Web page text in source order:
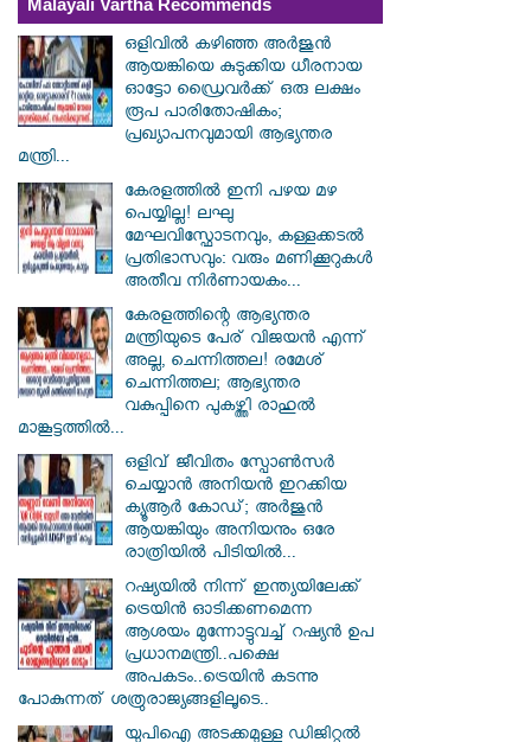
Malayali Vartha Recommends
ഒളിവിൽ കഴിഞ്ഞ അർജുൻ
ആയങ്കിയെ കുടുക്കിയ ധീരനായ
ഓട്ടോ ഡ്രൈവർക്ക് ഒരു ലക്ഷം
രൂപ പാരിതോഷികം;
പ്രഖ്യാപനവുമായി ആഭ്യന്തര
മന്ത്രി...
കേരളത്തിൽ ഇനി പഴയ മഴ
പെയ്യില്ല! ലഘു
മേഘവിസ്ഫോടനവും, കള്ളക്കടൽ
പ്രതിഭാസവും: വരും മണിക്കൂറുകൾ
അതീവ നിർണായകം...
കേരളത്തിന്റെ ആഭ്യന്തര
മന്ത്രിയുടെ പേര് വിജയൻ എന്ന്
അല്ല, ചെന്നിത്തല! രമേശ്
ചെന്നിത്തല; ആഭ്യന്തര
വകുപ്പിനെ പുകഴ്ത്തി രാഹുൽ
മാങ്കൂട്ടത്തിൽ...
ഒളിവ് ജീവിതം സ്പോൺസർ
ചെയ്യാൻ അനിയൻ ഇറക്കിയ
ക്യൂആർ കോഡ്; അർജുൻ
ആയങ്കിയും അനിയനും ഒരേ
രാത്രിയിൽ പിടിയിൽ...
റഷ്യയിൽ നിന്ന് ഇന്ത്യയിലേക്ക്
ട്രെയിൻ ഓടിക്കണമെന്ന
ആശയം മുന്നോട്ടുവച്ച് റഷ്യൻ ഉപ
പ്രധാനമന്ത്രി..പക്ഷെ
അപകടം..ട്രെയിൻ കടന്നു
പോകുന്നത് ശത്രുരാജ്യങ്ങളിലൂടെ..
യുപിഐ അടക്കമുള്ള ഡിജിറ്റല്‍